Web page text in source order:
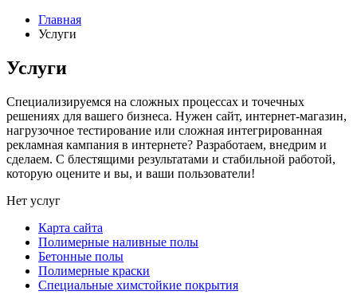
Главная
Услуги
Услуги
Специализируемся на сложных процессах и точечных
решениях для вашего бизнеса. Нужен сайт, интернет-магазин,
нагрузочное тестирование или сложная интегрированная
рекламная кампания в интернете? Разработаем, внедрим и
сделаем. С блестящими результатами и стабильной работой,
которую оцените и вы, и ваши пользователи!
Нет услуг
Карта сайта
Полимерные наливные полы
Бетонные полы
Полимерные краски
Специальные химстойкие покрытия